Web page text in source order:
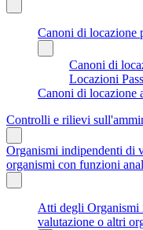
Canoni di locazione
Canoni di
Locazioni
Canoni di locazione
Controlli e rilievi
Organismi indipendenti di
organismi con funzioni
Atti degli Organismi
valutazione o altri